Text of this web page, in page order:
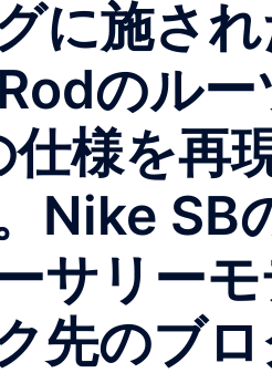
に施され
のルー
様を再
Nike SB
サリー
先のブ